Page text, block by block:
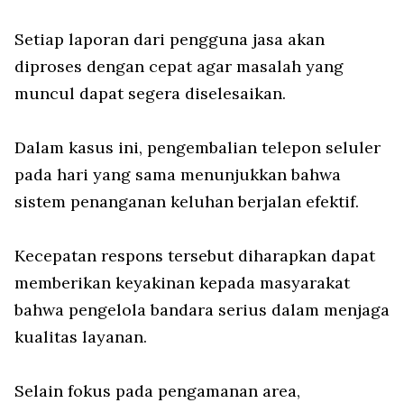
Setiap laporan dari pengguna jasa akan
diproses dengan cepat agar masalah yang
muncul dapat segera diselesaikan.
Dalam kasus ini, pengembalian telepon seluler
pada hari yang sama menunjukkan bahwa
sistem penanganan keluhan berjalan efektif.
Kecepatan respons tersebut diharapkan dapat
memberikan keyakinan kepada masyarakat
bahwa pengelola bandara serius dalam menjaga
kualitas layanan.
Selain fokus pada pengamanan area,